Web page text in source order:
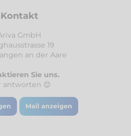
Kontakt
GmbH
19
an der Aare
Sie uns.
antworten 😊
Mail anzeigen